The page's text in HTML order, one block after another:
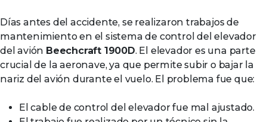
Días antes del accidente, se realizaron trabajos de
mantenimiento en el sistema de control del elevador
del avión Beechcraft 1900D. El elevador es una parte
crucial de la aeronave, ya que permite subir o bajar la
nariz del avión durante el vuelo. El problema fue que:
El cable de control del elevador fue mal ajustado.